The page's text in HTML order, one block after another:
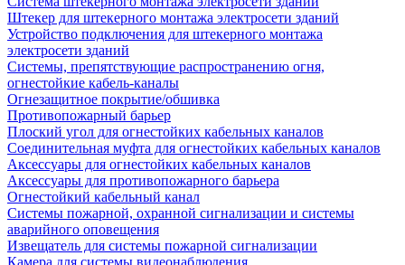
Штекер для штекерного монтажа электросети зданий
Устройство подключения для штекерного монтажа
электросети зданий
Системы, препятствующие распространению огня,
огнестойкие кабель-каналы
Огнезащитное покрытие/обшивка
Противопожарный барьер
Плоский угол для огнестойких кабельных каналов
Соединительная муфта для огнестойких кабельных каналов
Аксессуары для огнестойких кабельных каналов
Аксессуары для противопожарного барьера
Огнестойкий кабельный канал
Системы пожарной, охранной сигнализации и системы
аварийного оповещения
Извещатель для системы пожарной сигнализации
Камера для системы видеонаблюдения